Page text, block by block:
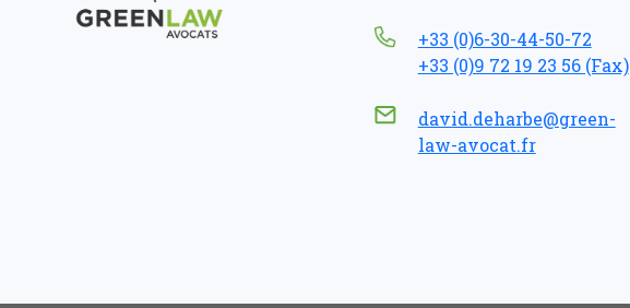
+33 (0)6-30-44-50-72
+33 (0)9 72 19 23 56 (Fax)
david.deharbe@green-
law-avocat.fr